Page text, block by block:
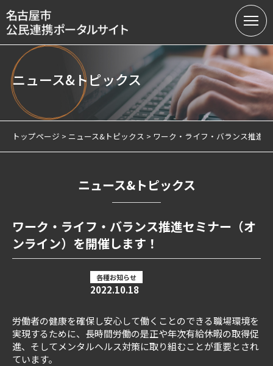
名古屋市の公民連携
提案募集中の課題（テーマ型）
提案受付（テーマ型・フリー型）
サテライトオフィスについて
ニュース&トピックス
トップページ ニュース&トピックス ワーク・ライフ・バランス推進
ニュース&トピックス
ワーク・ライフ・バランス推進セミナー（オ
ンライン）を開催します！
各種お知らせ
2022.10.18
労働者の健康を確保し安心して働くことのできる職場環境を
実現するために、長時間労働の是正や年次有給休暇の取得促
進、そしてメンタルヘルス対策に取り組むことが重要とされ
ています。